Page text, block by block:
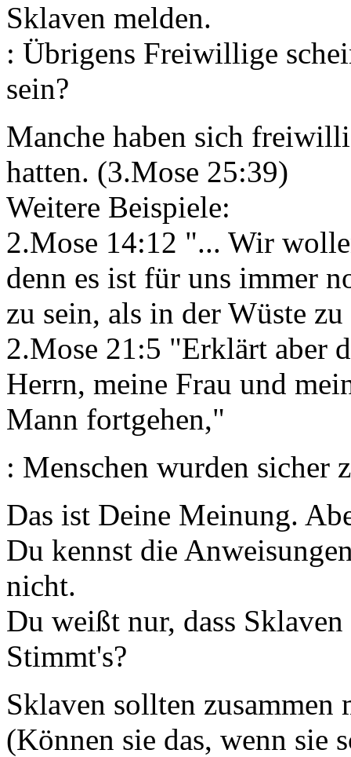
Sklaven melden.
: Übrigens Freiwillige
sein?
Manche haben sich
hatten. (3.Mose 25:39)
Weitere Beispiele:
2.Mose 14:12 "... Wir
denn es ist für uns immer
zu sein, als in der Wüste
2.Mose 21:5 "Erklärt aber
Herrn, meine Frau und
Mann fortgehen,"
: Menschen wurden sicher
Das ist Deine Meinung.
Du kennst die
nicht.
Du weißt nur, dass
Stimmt's?
Sklaven sollten
(Können sie das, wenn sie